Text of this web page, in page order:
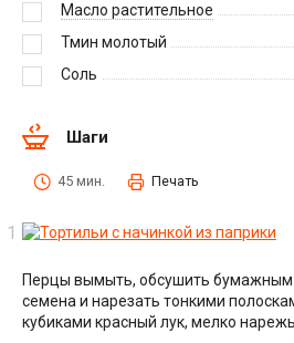
Масло растительное
Тмин молотый
Соль
Шаги
45 мин. Печать
Перцы вымыть, обсушить бумажным
семена и нарезать тонкими
кубиками красный лук, мелко